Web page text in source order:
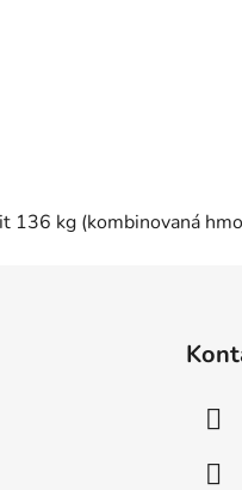
kg (kombinovaná